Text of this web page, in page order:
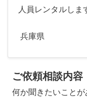
人員レンタルしま
兵庫県
ご依頼相談内容
何か聞きたいこと